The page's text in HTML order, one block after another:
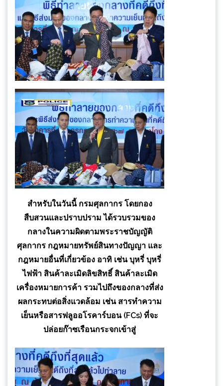
สำหรับในวันนี้ กรมศุลกากร โดยกอง
สืบสวนและปราบปราม ได้รวบรวมของ
กลางในความผิดตามพระราชบัญญัติ
ศุลกากร กฎหมายทรัพย์สินทางปัญญา และ
กฎหมายอื่นที่เกี่ยวข้อง อาทิ เช่น บุหรี่ บุหรี่
ไฟฟ้า สินค้าละเมิดลิขสิทธิ์ สินค้าละเมิด
เครื่องหมายการค้า รวมไปถึงของกลางที่ส่ง
ผลกระทบต่อสิ่งแวดล้อม เช่น สารทำความ
เย็นหรือสารฟลูออโรคาร์บอน (FCs) ที่จะ
ปล่อยก๊าซเรือนกระจกเข้าสู่